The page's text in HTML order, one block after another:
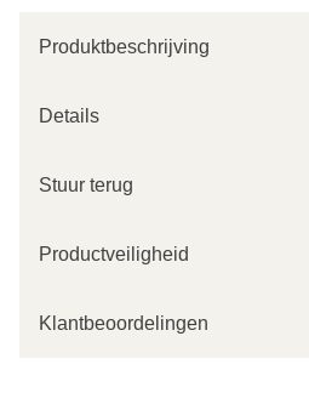
Produktbeschrijving
Details
Stuur terug
Productveiligheid
Klantbeoordelingen